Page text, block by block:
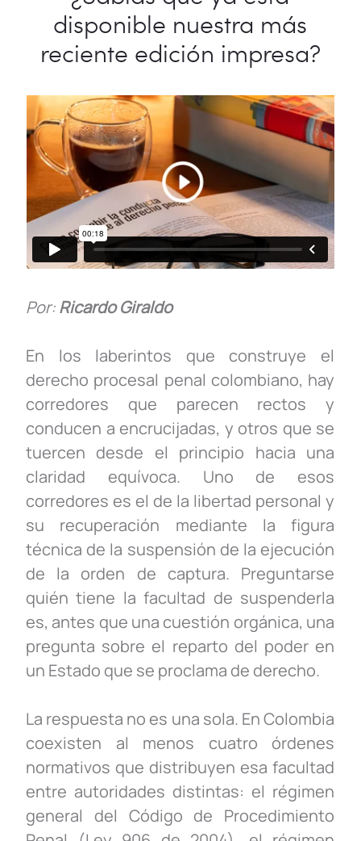
e
b
o
o
k
er e
dI
n
s
A
p
p
y
Li
n
k
p
ar
tir
disponible nuestra más
reciente edición impresa?
Por:Ricardo Giraldo
En los laberintos que construye el
derecho procesal penal colombiano, hay
corredores que parecen rectos y
conducen a encrucijadas, y otros que se
tuercen desde el principio hacia una
claridad equívoca. Uno de esos
corredores es el de la libertad personal y
su recuperación mediante la figura
técnica de la suspensión de la ejecución
de la orden de captura. Preguntarse
quién tiene la facultad de suspenderla
es, antes que una cuestión orgánica, una
pregunta sobre el reparto del poder en
un Estado que se proclama de derecho.
La respuesta no es una sola. En Colombia
coexisten al menos cuatro órdenes
normativos que distribuyen esa facultad
entre autoridades distintas: el régimen
general del Código de Procedimiento